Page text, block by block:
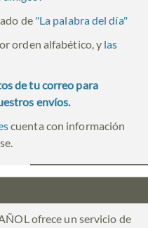
de "La palabra del día"
orden alfabético, y las
de tu correo para
envíos.
cuenta con información
ofrece un servicio de